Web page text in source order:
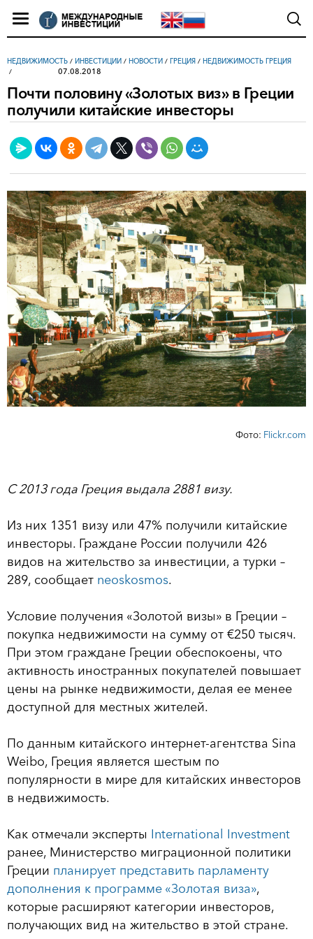
НЕДВИЖИМОСТЬ / ИНВЕСТИЦИИ / НОВОСТИ / ГРЕЦИЯ / НЕДВИЖИМОСТЬ ГРЕЦИЯ
07.08.2018
Почти половину «Золотых виз» в Греции
получили китайские инвесторы
Фото: Flickr.com
С 2013 года Греция выдала 2881 визу.
Из них 1351 визу или 47% получили китайские
инвесторы. Граждане России получили 426
видов на жительство за инвестиции, а турки –
289, сообщает neoskosmos.
Условие получения «Золотой визы» в Греции –
покупка недвижимости на сумму от €250 тысяч.
При этом граждане Греции обеспокоены, что
активность иностранных покупателей повышает
цены на рынке недвижимости, делая ее менее
доступной для местных жителей.
По данным китайского интернет-агентства Sina
Weibo, Греция является шестым по
популярности в мире для китайских инвесторов
в недвижимость.
Как отмечали эксперты International Investment
ранее, Министерство миграционной политики
Греции планирует представить парламенту
дополнения к программе «Золотая виза»,
которые расширяют категории инвесторов,
получающих вид на жительство в этой стране.